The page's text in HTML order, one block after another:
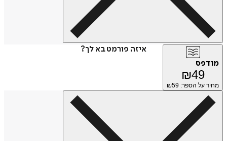
איזה פורמט בא לך?
מודפס
₪49
מחיר על הספר: ₪ 59